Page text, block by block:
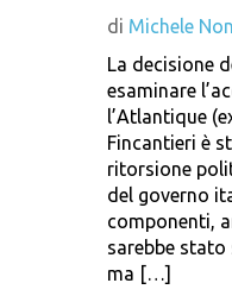
di Michele
La decisione
esaminare
l’Atlantique
Fincantieri è
ritorsione
del governo
componenti,
sarebbe
ma […]